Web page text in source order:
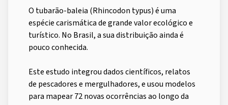
O tubarão-baleia (Rhincodon typus) é uma
espécie carismática de grande valor ecológico e
turístico. No Brasil, a sua distribuição ainda é
pouco conhecida.
Este estudo integrou dados científicos, relatos
de pescadores e mergulhadores, e usou modelos
para mapear 72 novas ocorrências ao longo da